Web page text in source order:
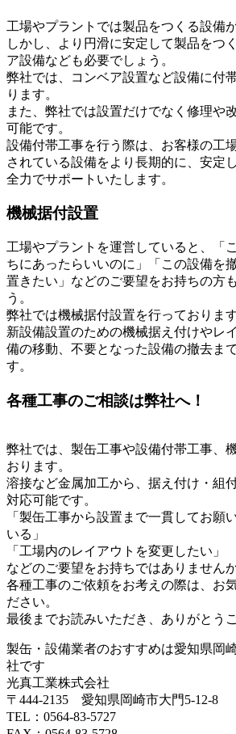
工場やプラントでは製品をつくる設備
しかし、より円滑に安定して製品をつ
ア設備なども必要でしょう。
弊社では、コンベア設置など設備に付
ります。
また、弊社では設置だけでなく修理や
可能です。
設備付帯工事を行う際は、お客様の工
されている設備をより長期的に、安定
全力でサポートいたします。
機械据付設置
工場やプラントを運営していると、「
ちにあったらいいのに」「この設備を
置きたい」などのご要望をお持ちの方
う。
弊社では機械据付設置を行っております
新設備設置のための機械据え付けやレ
備の移動、不要となった設備の撤去ま
す。
各種工事のご相談は弊社へ！
弊社では、製缶工事や設備付帯工事、
おります。
溶接など金属加工から、据え付け・組
対応可能です。
「製缶工事から設置まで一貫してお願
いる」
「工場内のレイアウトを変更したい」
などのご要望をお持ちではありません
各種工事のご依頼をお考えの際は、お
ださい。
最後までお読みいただき、ありがとう
製缶・設備業者のおすすめは愛知県岡
社です
光真工業株式会社
〒444-2135 愛知県岡崎市大門5-12-8
TEL：0564-83-5727